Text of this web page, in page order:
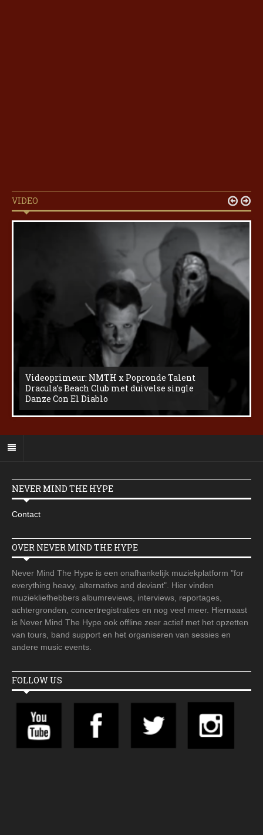
VIDEO
Videoprimeur: NMTH x Popronde Talent
Dracula’s Beach Club met duivelse single
Danze Con El Diablo
 
NEVER MIND THE HYPE
Contact
OVER NEVER MIND THE HYPE
Never Mind The Hype is een onafhankelijk muziekplatform "for
everything heavy, alternative and deviant". Hier vinden
muziekliefhebbers albumreviews, interviews, reportages,
achtergronden, concertregistraties en nog veel meer. Hiernaast
is Never Mind The Hype ook offline zeer actief met het opzetten
van tours, band support en het organiseren van sessies en
andere music events.
FOLLOW US